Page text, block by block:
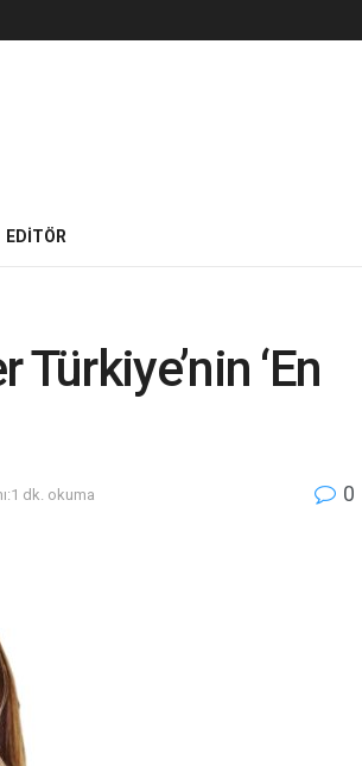
EDITÖR
‘En
dk. okuma 0